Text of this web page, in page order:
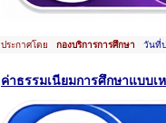
ประกาศโดย กองบริการการศึกษา วันที่ป
ค่าธรรมเนียมการศึกษาแบบเ